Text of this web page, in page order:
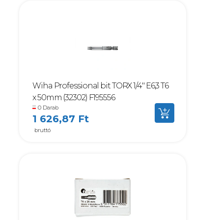
Wiha Professional bit TORX 1/4" E6,3 T6
x 50mm (32302) F195556
0 Darab
1 626,87 Ft
bruttó